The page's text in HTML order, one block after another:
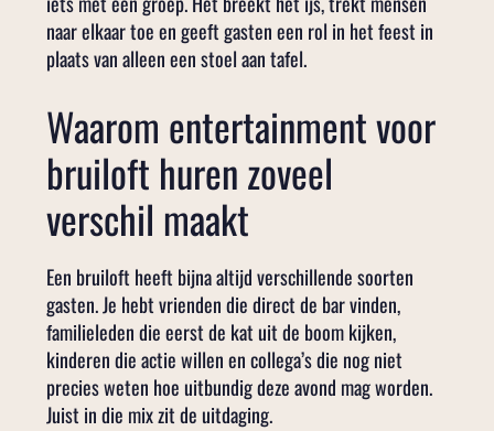
naar elkaar toe en geeft gasten een rol in het feest in
plaats van alleen een stoel aan tafel.
Waarom entertainment voor
bruiloft huren zoveel
verschil maakt
Een bruiloft heeft bijna altijd verschillende soorten
gasten. Je hebt vrienden die direct de bar vinden,
familieleden die eerst de kat uit de boom kijken,
kinderen die actie willen en collega’s die nog niet
precies weten hoe uitbundig deze avond mag worden.
Juist in die mix zit de uitdaging.